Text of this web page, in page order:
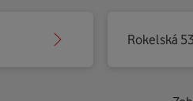
Rokelská 53